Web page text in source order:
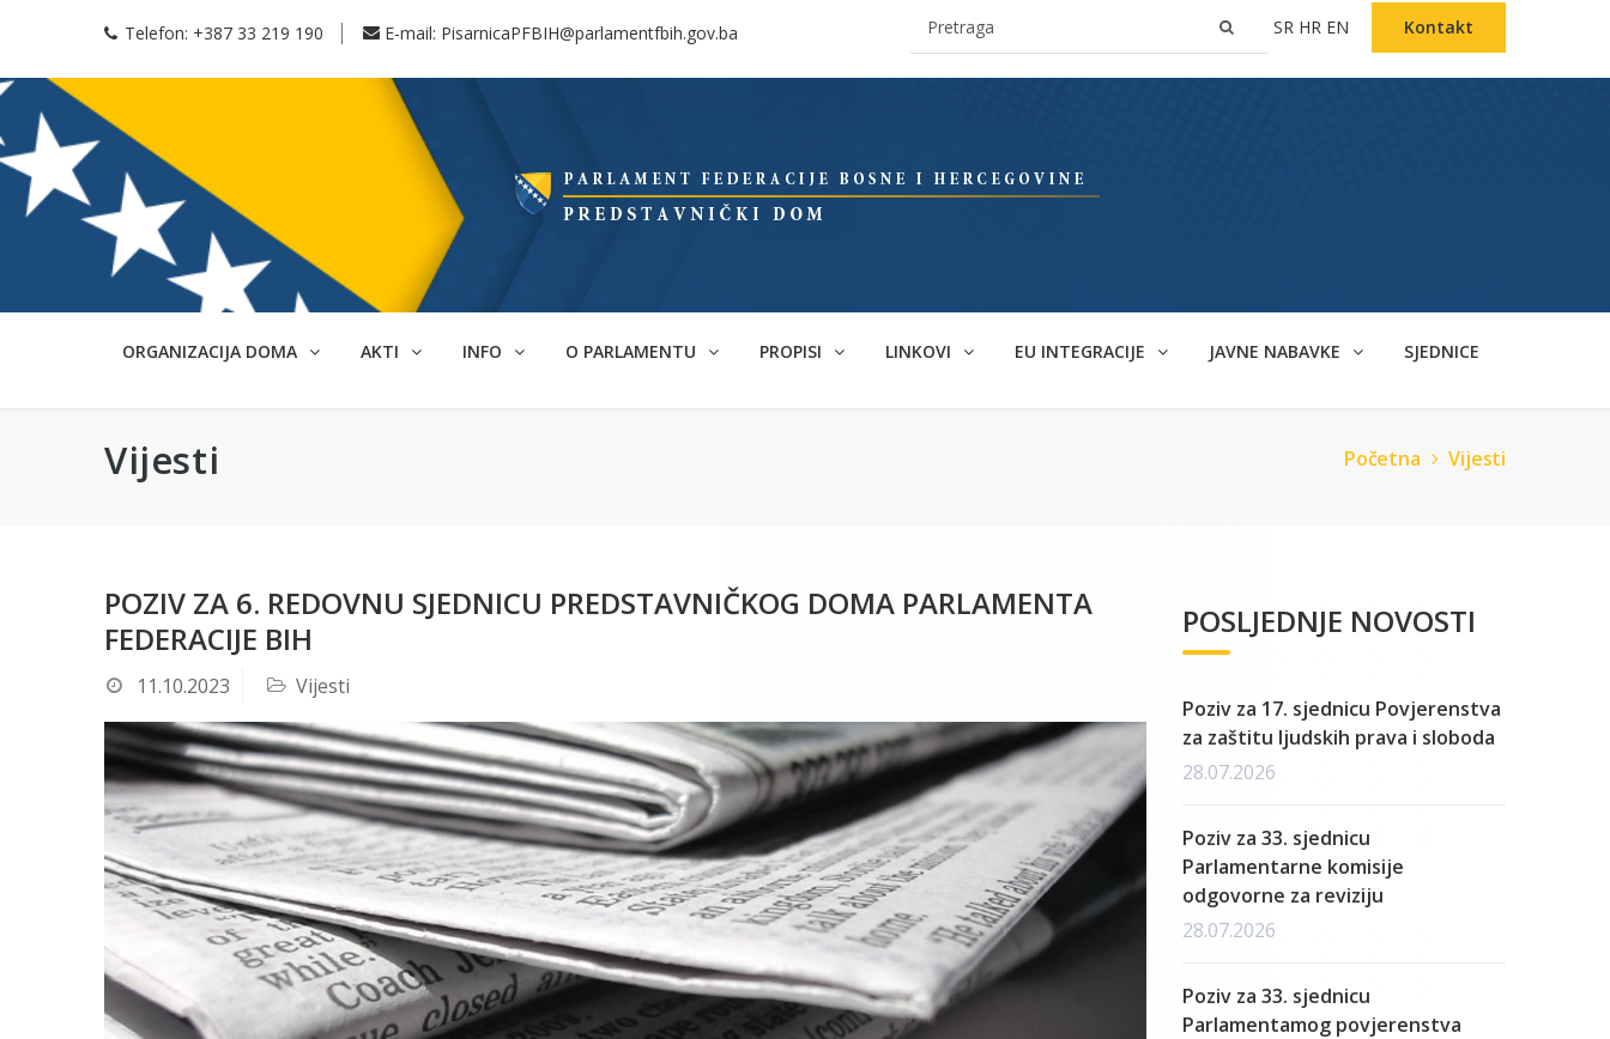
Telefon: +387 33 219 190 E-mail: PisarnicaPFBIH@parlamentfbih.gov.ba SR HR EN Kontakt
ORGANIZACIJA DOMA AKTI INFO O PARLAMENTU PROPISI LINKOVI EU INTEGRACIJE JAVNE NABAVKE SJEDNICE
Vijesti Početna Vijesti
POZIV ZA 6. REDOVNU SJEDNICU PREDSTAVNIČKOG DOMA PARLAMENTA
FEDERACIJE BIH
11.10.2023 Vijesti
POSLJEDNJE NOVOSTI
Poziv za 17. sjednicu Povjerenstva
za zaštitu ljudskih prava i sloboda
28.07.2026
Poziv za 33. sjednicu
Parlamentarne komisije
odgovorne za reviziju
28.07.2026
Poziv za 33. sjednicu
Parlamentamog povjerenstva